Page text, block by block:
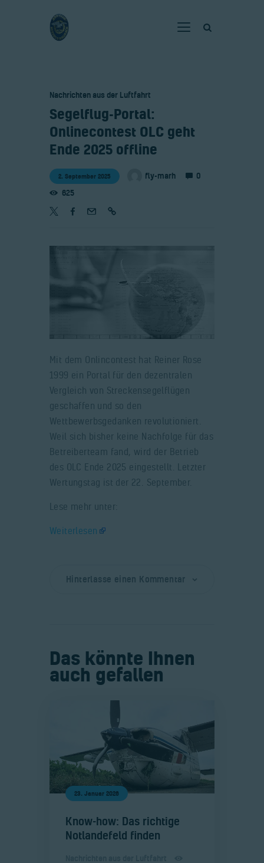
Fliegen
Neuigkeiten
Kontakt
Nachrichten aus der Luftfahrt
​Segelflug-Portal:
Onlinecontest OLC geht
Ende 2025 offline
2. September 2025 fly-marh
0
625
Mit dem Onlincontest hat Reiner Rose
1999 ein Portal für den dezentralen
Vergleich von Streckensegelflügen
geschaffen und so den
Wettbewerbsgedanken revolutioniert.
Weil sich bisher keine Nachfolge für das
Betreiberteam fand, wird der Betrieb
des OLC Ende 2025 eingestellt. Letzter
Wertungstag ist der 22. September.
Lese mehr unter:
Weiterlesen
Hinterlasse einen Kommentar
Das könnte Ihnen
auch gefallen
23. Januar 2026
​Know-how: Das richtige
Notlandefeld finden